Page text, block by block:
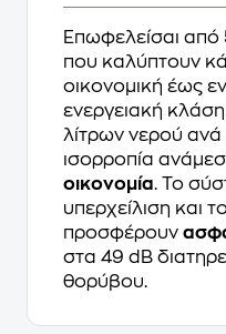
Επωφελείσαι
που καλύπτουν
οικονομική έως
ενεργειακή
λίτρων νερού ανά
ισορροπία
οικονομία. Το
υπερχείλιση και
προσφέρουν
στα 49 dB
θορύβου.